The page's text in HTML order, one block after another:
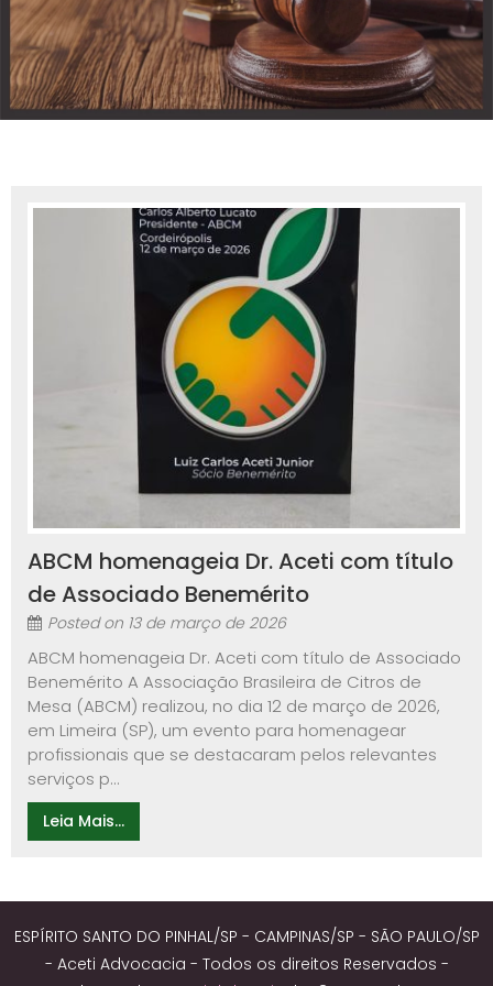
ABCM homenageia Dr. Aceti com título
de Associado Benemérito
Posted on 13 de março de 2026
ABCM homenageia Dr. Aceti com título de Associado
Benemérito A Associação Brasileira de Citros de
Mesa (ABCM) realizou, no dia 12 de março de 2026,
em Limeira (SP), um evento para homenagear
profissionais que se destacaram pelos relevantes
serviços p...
Leia Mais...
ESPÍRITO SANTO DO PINHAL/SP - CAMPINAS/SP - SÃO PAULO/SP
- Aceti Advocacia - Todos os direitos Reservados -